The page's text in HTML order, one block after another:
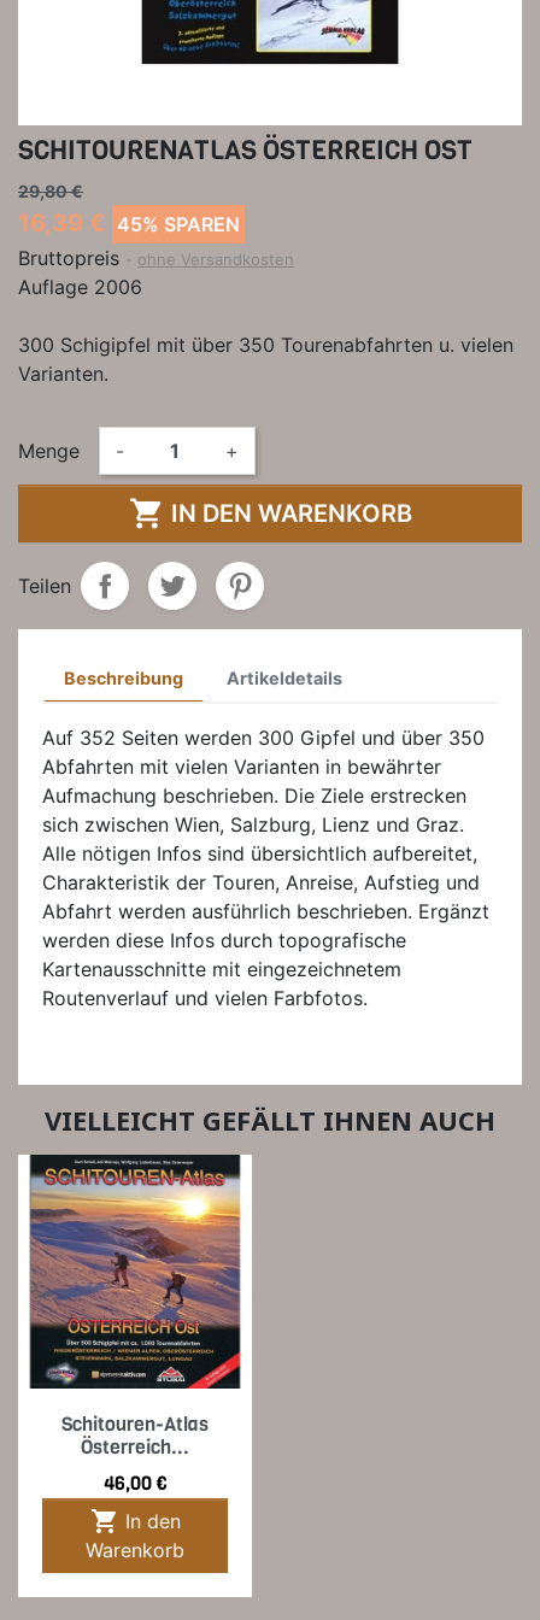
SCHITOURENATLAS ÖSTERREICH OST
29,80 €
16,39 € 45% SPAREN
Bruttopreis
ohne Versandkosten
Auflage 2006
300 Schigipfel mit über 350 Tourenabfahrten u. vielen
Varianten.
Menge - +
 IN DEN WARENKORB
Teilen
Beschreibung Artikeldetails
Auf 352 Seiten werden 300 Gipfel und über 350
Abfahrten mit vielen Varianten in bewährter
Aufmachung beschrieben. Die Ziele erstrecken
sich zwischen Wien, Salzburg, Lienz und Graz.
Alle nötigen Infos sind übersichtlich aufbereitet,
Charakteristik der Touren, Anreise, Aufstieg und
Abfahrt werden ausführlich beschrieben. Ergänzt
werden diese Infos durch topografische
Kartenausschnitte mit eingezeichnetem
Routenverlauf und vielen Farbfotos.
VIELLEICHT GEFÄLLT IHNEN AUCH
Schitouren-Atlas
Österreich...
Preis
46,00 €

Warenkorb